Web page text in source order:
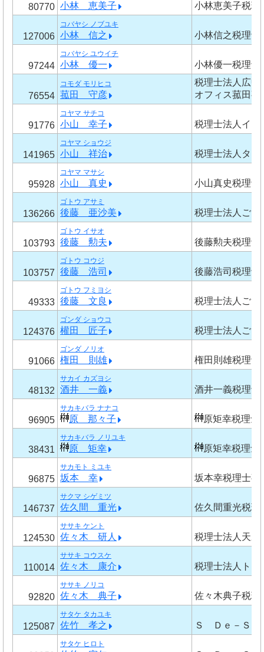
80770 小林 恵美子 小林恵美子税理
127006
コバヤシ ノブユキ
小林 信之 小林信之税理士
97244
コバヤシ ユウイチ
小林 優一 小林優一税理士
76554
コモダ モリヒコ
菰田 守彦
税理士法人広
オフィス菰田事
91776
コヤマ サチコ
小山 幸子 税理士法人イグ
141965
コヤマ ショウジ
小山 祥治 税理士法人タッ
95928
コヤマ マサシ
小山 真史 小山真史税理士
136266
ゴトウ アサミ
後藤 亜沙美 税理士法人ご
103793
ゴトウ イサオ
後藤 勲夫 後藤勲夫税理士
103757
ゴトウ コウジ
後藤 浩司 後藤浩司税理士
49333
ゴトウ フミヨシ
後藤 文良 税理士法人ごと
124376
ゴンダ ショウコ
權田 匠子 税理士法人ごと
91066
ゴンダ ノリオ
権田 則雄 権田則雄税理士
48132
サカイ カズヨシ
酒井 一義 酒井一義税理士
96905
サカキバラ ナナコ
原 那々子 原矩幸税理士
38431
サカキバラ ノリユキ
原 矩幸 原矩幸税理士
96875
サカモト ミユキ
坂本 幸 坂本幸税理士事
146737
サクマ シゲミツ
佐久間 重光 佐久間重光税理
124530
ササキ ケント
佐々木 研人 税理士法人天野
110014
ササキ コウスケ
佐々木 康介 税理士法人トリ
92820
ササキ ノリコ
佐々木 典子 佐々木典子税理
125087
サタケ タカユキ
佐竹 孝之 Ｓ Ｄｅ－ＳＩ
サタケ ヒロト